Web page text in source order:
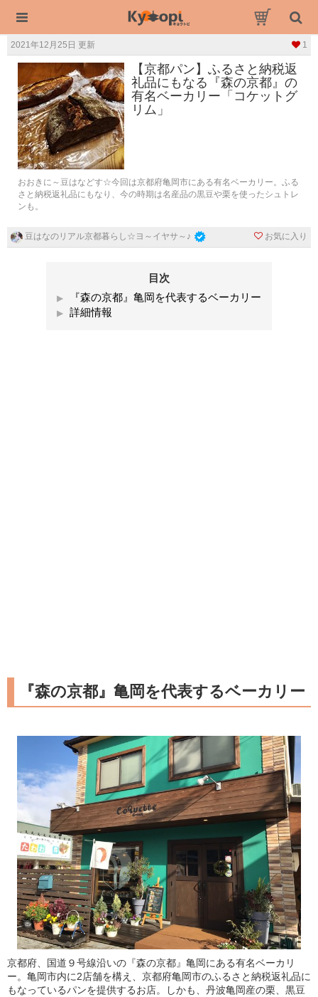
2021年12月25日 更新 1
【京都パン】ふるさと納税返
礼品にもなる『森の京都』の
有名ベーカリー「コケットグ
リム」
おおきに～豆はなどす☆今回は京都府亀岡市にある有名ベーカリー。ふる
さと納税返礼品にもなり、今の時期は名産品の黒豆や栗を使ったシュトレ
ンも。
豆はなのリアル京都暮らし☆ヨ～イヤサ～♪ お気に入り
目次
『森の京都』亀岡を代表するベーカリー
詳細情報
『森の京都』亀岡を代表するベーカリー
京都府、国道９号線沿いの『森の京都』亀岡にある有名ベーカリ
ー。亀岡市内に2店舗を構え、京都府亀岡市のふるさと納税返礼品に
もなっているパンを提供するお店。しかも、丹波亀岡産の栗、黒豆